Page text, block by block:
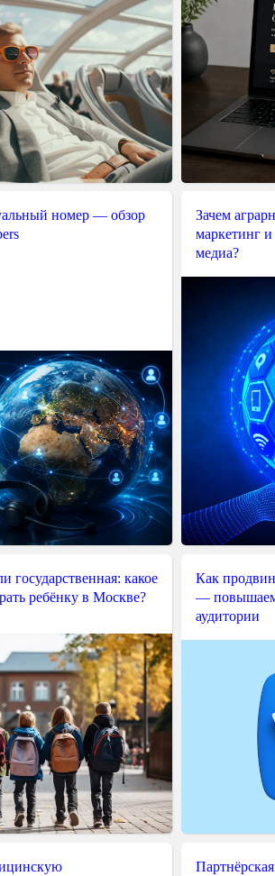
номер — обзор
Зачем
маркетинг
медиа?
государственная: какое
ребёнку в Москве?
Как
— повышаем
аудитории